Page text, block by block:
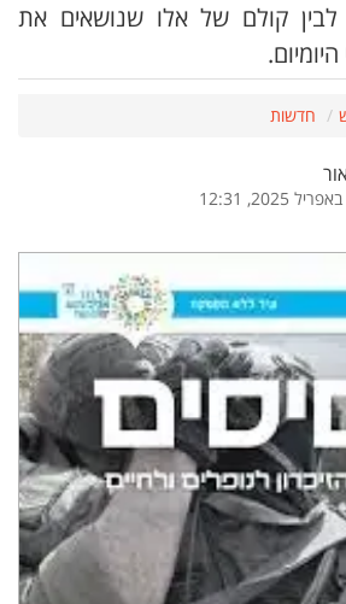
לבין קולם של אלו שנושאים את
חדשות